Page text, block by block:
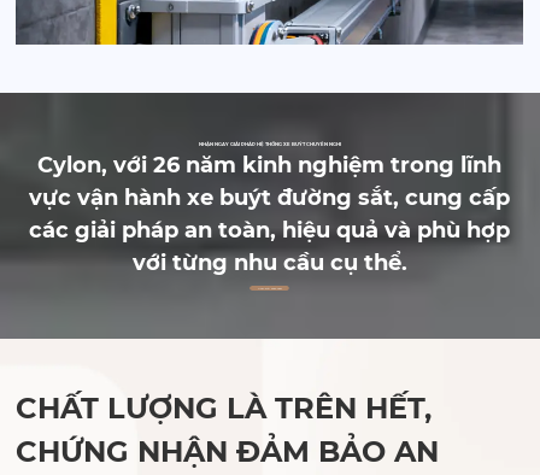
NHẬN NGAY GIẢI PHÁP HỆ THỐNG XE BUÝT CHUYÊN NGHI
Cylon, với 26 năm kinh nghiệm trong lĩnh
vực vận hành xe buýt đường sắt, cung cấp
các giải pháp an toàn, hiệu quả và phù hợp
với từng nhu cầu cụ thể.
CHẤT LƯỢNG LÀ TRÊN HẾT,
CHỨNG NHẬN ĐẢM BẢO AN